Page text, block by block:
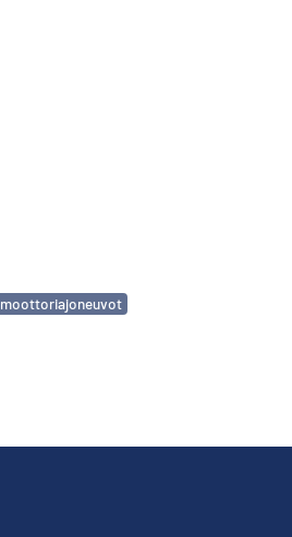
moottoriajoneuvot